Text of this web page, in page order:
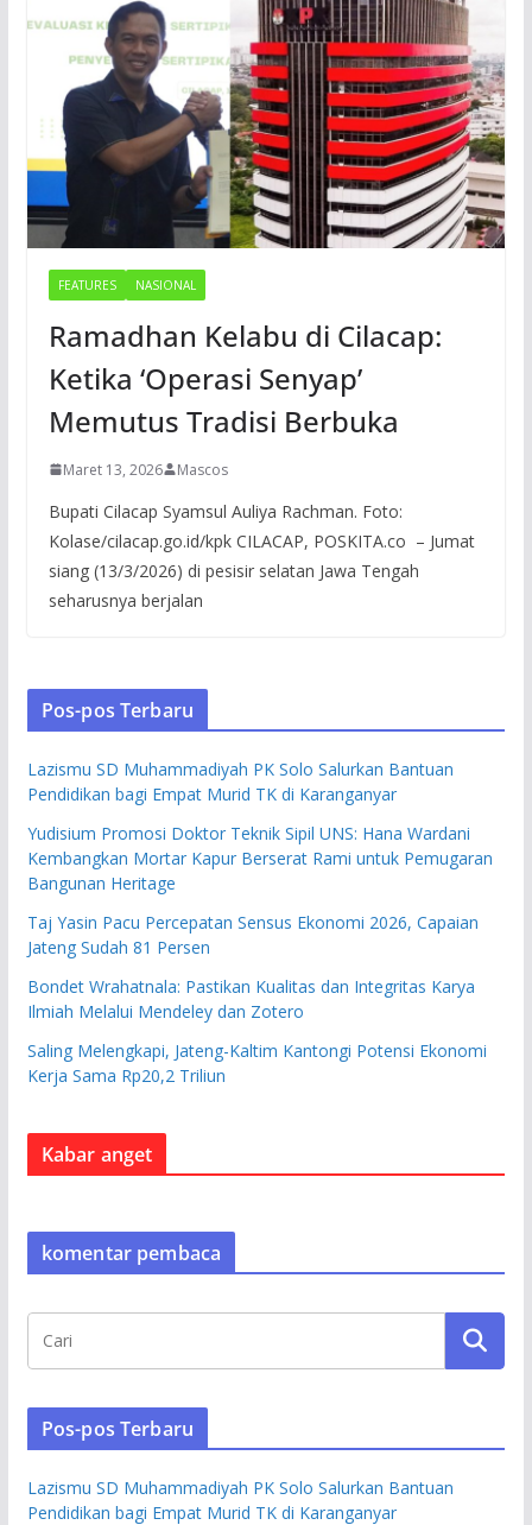
FEATURES NASIONAL
Ramadhan Kelabu di Cilacap:
Ketika ‘Operasi Senyap’
Memutus Tradisi Berbuka
Maret 13, 2026 Mascos
Bupati Cilacap Syamsul Auliya Rachman. Foto:
Kolase/cilacap.go.id/kpk CILACAP, POSKITA.co – Jumat
siang (13/3/2026) di pesisir selatan Jawa Tengah
seharusnya berjalan
Pos-pos Terbaru
Lazismu SD Muhammadiyah PK Solo Salurkan Bantuan
Pendidikan bagi Empat Murid TK di Karanganyar
Yudisium Promosi Doktor Teknik Sipil UNS: Hana Wardani
Kembangkan Mortar Kapur Berserat Rami untuk Pemugaran
Bangunan Heritage
Taj Yasin Pacu Percepatan Sensus Ekonomi 2026, Capaian
Jateng Sudah 81 Persen
Bondet Wrahatnala: Pastikan Kualitas dan Integritas Karya
Ilmiah Melalui Mendeley dan Zotero
Saling Melengkapi, Jateng-Kaltim Kantongi Potensi Ekonomi
Kerja Sama Rp20,2 Triliun
Kabar anget
komentar pembaca
Pos-pos Terbaru
Lazismu SD Muhammadiyah PK Solo Salurkan Bantuan
Pendidikan bagi Empat Murid TK di Karanganyar